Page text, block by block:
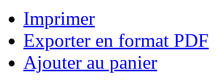
Imprimer
Exporter en format PDF
Ajouter au panier